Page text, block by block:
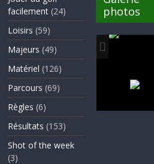
facilement (24)
Loisirs (59)
Majeurs (49)
Matériel (126)
Parcours (69)
Règles (6)
Résultats (153)
Shot of the week
(3)
photos